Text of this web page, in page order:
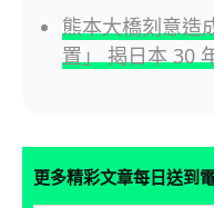
熊本大橋刻意造
置」 揭日本 30
更多精彩文章每日送到